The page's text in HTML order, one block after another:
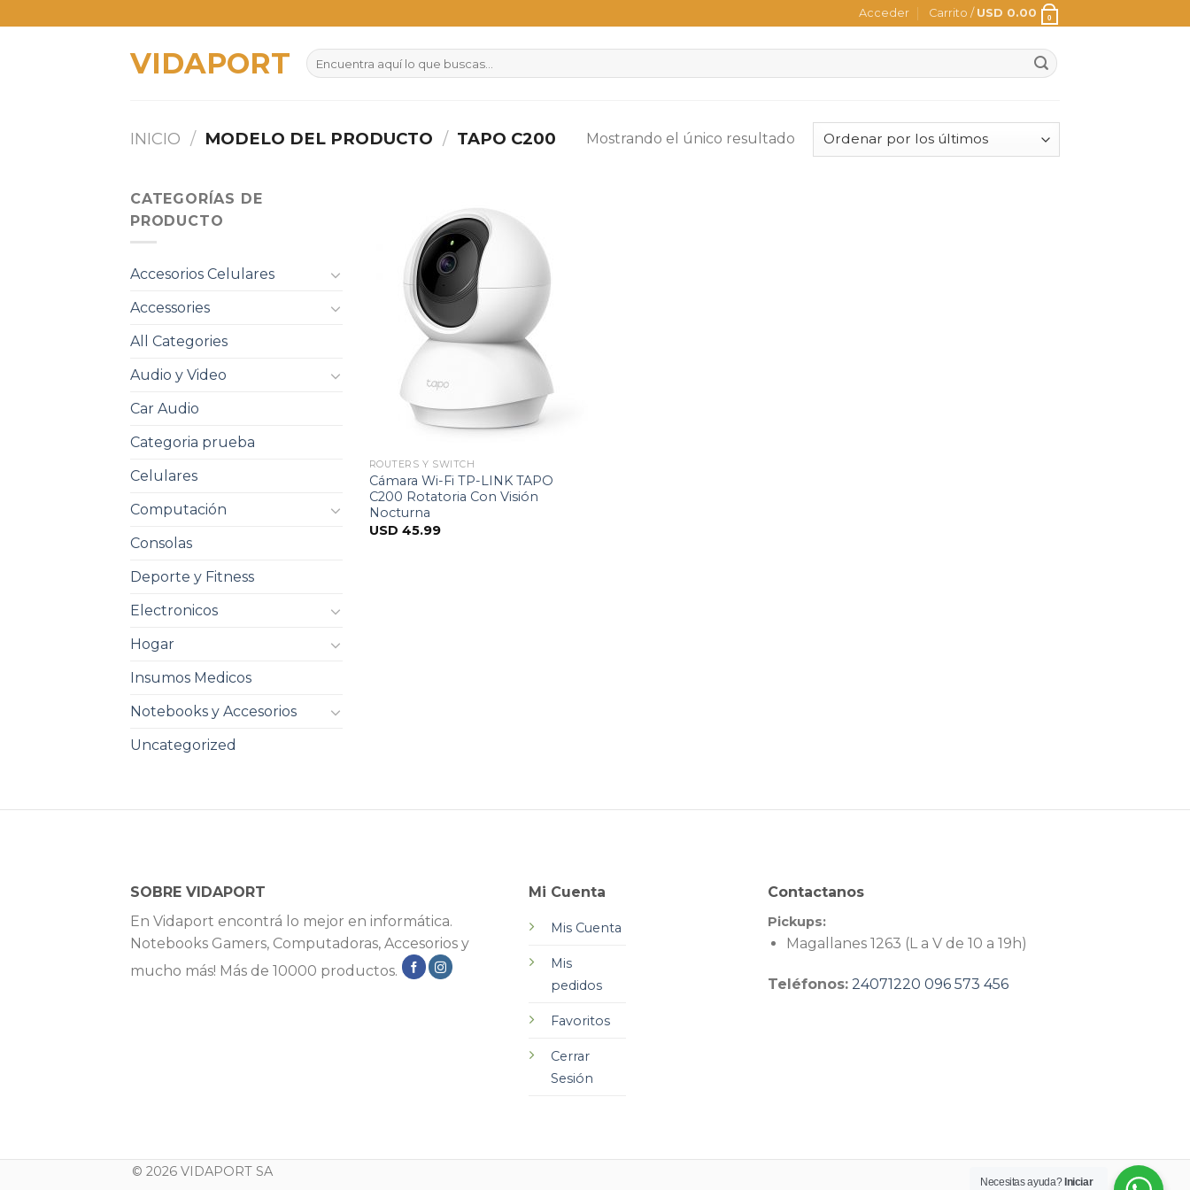
to
Acceder Carrito / USD 0.00 0
VIDAPORT
Buscar
por:
INICIO / MODELO DEL PRODUCTO / TAPO C200 Mostrando el único resultado
CATEGORÍAS DE
PRODUCTO
Accesorios Celulares
Accessories
All Categories
Audio y Video
Car Audio
Categoria prueba
Celulares
Computación
Consolas
Deporte y Fitness
Electronicos
Hogar
Insumos Medicos
Notebooks y Accesorios
Uncategorized
ROUTERS Y SWITCH
Cámara Wi-Fi TP-LINK TAPO
C200 Rotatoria Con Visión
Nocturna
USD 45.99
SOBRE VIDAPORT
En Vidaport encontrá lo mejor en informática.
Notebooks Gamers, Computadoras, Accesorios y
mucho más! Más de 10000 productos.
Mi Cuenta
Mis Cuenta
Mis
pedidos
Favoritos
Cerrar
Sesión
Contactanos
Pickups:
Magallanes 1263 (L a V de 10 a 19h)
Teléfonos: 24071220 096 573 456
© 2026 VIDAPORT SA
Necesitas ayuda? Iniciar